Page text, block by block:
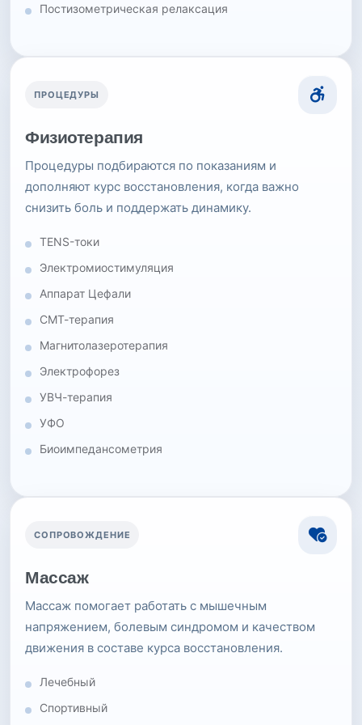
Постизометрическая релаксация
ПРОЦЕДУРЫ
Физиотерапия
Процедуры подбираются по показаниям и
дополняют курс восстановления, когда важно
снизить боль и поддержать динамику.
TENS-токи
Электромиостимуляция
Аппарат Цефали
СМТ-терапия
Магнитолазеротерапия
Электрофорез
УВЧ-терапия
УФО
Биоимпедансометрия
СОПРОВОЖДЕНИЕ
Массаж
Массаж помогает работать с мышечным
напряжением, болевым синдромом и качеством
движения в составе курса восстановления.
Лечебный
Спортивный